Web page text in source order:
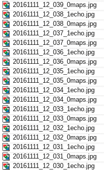
20161111_12_039_0maps.jpg
20161111_12_038_1echo.jpg
20161111_12_038_0maps.jpg
20161111_12_037_1echo.jpg
20161111_12_037_0maps.jpg
20161111_12_036_1echo.jpg
20161111_12_036_0maps.jpg
20161111_12_035_1echo.jpg
20161111_12_035_0maps.jpg
20161111_12_034_1echo.jpg
20161111_12_034_0maps.jpg
20161111_12_033_1echo.jpg
20161111_12_033_0maps.jpg
20161111_12_032_1echo.jpg
20161111_12_032_0maps.jpg
20161111_12_031_1echo.jpg
20161111_12_031_0maps.jpg
20161111_12_030_1echo.jpg